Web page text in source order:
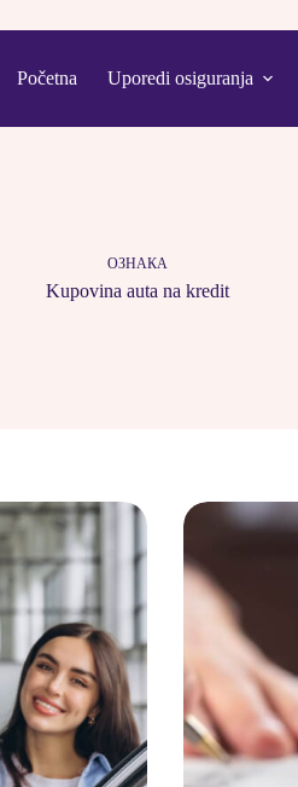
Početna Uporedi osiguranja
ОЗНАКА
Kupovina auta na kredit